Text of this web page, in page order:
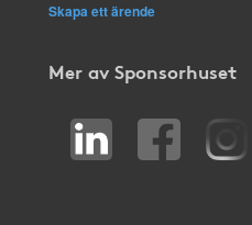
Skapa ett ärende
Mer av Sponsorhuset